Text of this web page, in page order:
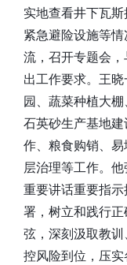
实地查看井下瓦斯
紧急避险设施等
流，召开专题会
出工作要求。王
园、蔬菜种植大
石英砂生产基地
作、粮食购销、
层治理等工作。
重要讲话重要指
署，树立和践行
弦，深刻汲取教
控风险到位，压